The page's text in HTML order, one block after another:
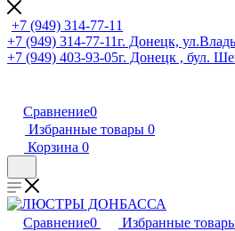
+7 (949) 314-77-11
+7 (949) 314-77-11г. Донецк,
+7 (949) 403-93-05г. Донецк , бул.
Сравнение0
Избранные товары 0
Корзина 0
Сравнение0 Избранные